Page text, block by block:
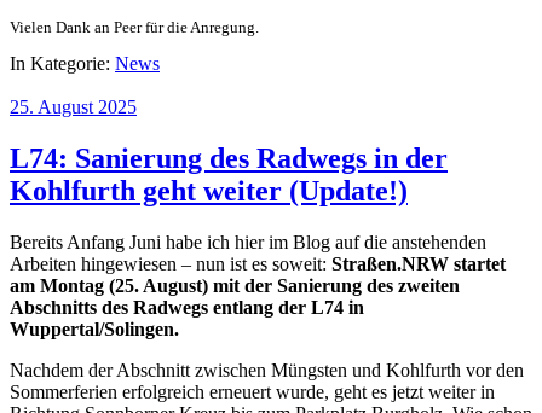
Vielen Dank an Peer für die Anregung.
In Kategorie: News
25. August 2025
L74: Sanierung des Radwegs in der
Kohlfurth geht weiter (Update!)
Bereits Anfang Juni habe ich hier im Blog auf die anstehenden
Arbeiten hingewiesen – nun ist es soweit: Straßen.NRW startet
am Montag (25. August) mit der Sanierung des zweiten
Abschnitts des Radwegs entlang der L74 in
Wuppertal/Solingen.
Nachdem der Abschnitt zwischen Müngsten und Kohlfurth vor den
Sommerferien erfolgreich erneuert wurde, geht es jetzt weiter in